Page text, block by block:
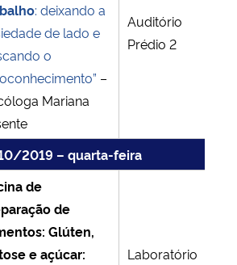
: deixando a
de lado e
o
–
Mariana
Auditório
Prédio 2
2019 – quarta-feira
de
de
Glúten,
e açúcar:
Laboratório